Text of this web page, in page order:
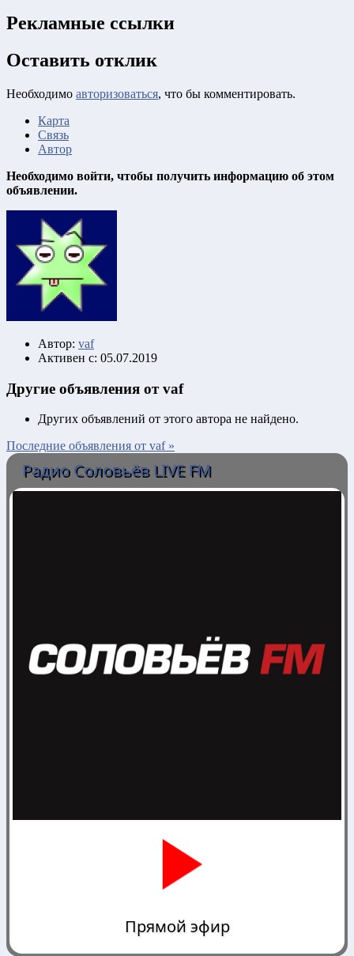
Рекламные ссылки
Оставить отклик
Необходимо авторизоваться, что бы комментировать.
Карта
Связь
Автор
Необходимо войти, чтобы получить информацию об этом
объявлении.
Автор: vaf
Активен с: 05.07.2019
Другие объявления от vaf
Других объявлений от этого автора не найдено.
Последние объявления от vaf »
Радио Соловьёв LIVE FM
Прямой эфир